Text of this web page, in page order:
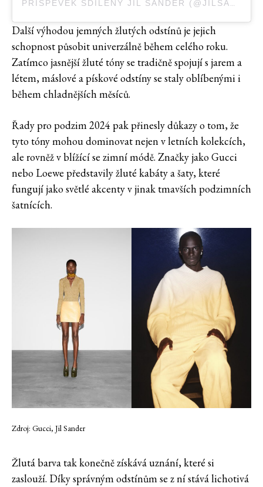
PŘÍSPĚVEK SDÍLENÝ JIL SANDER (@JILSANDER)
Další výhodou jemných žlutých odstínů je jejich
schopnost působit univerzálně během celého roku.
Zatímco jasnější žluté tóny se tradičně spojují s jarem a
létem, máslové a pískové odstíny se staly oblíbenými i
během chladnějších měsíců.
Řady pro podzim 2024 pak přinesly důkazy o tom, že
tyto tóny mohou dominovat nejen v letních kolekcích,
ale rovněž v blížící se zimní módě. Značky jako Gucci
nebo Loewe představily žluté kabáty a šaty, které
fungují jako světlé akcenty v jinak tmavších podzimních
šatnících​.
Zdroj: Gucci, Jil Sander
Žlutá barva tak konečně získává uznání, které si
zaslouží. Díky správným odstínům se z ní stává lichotivá